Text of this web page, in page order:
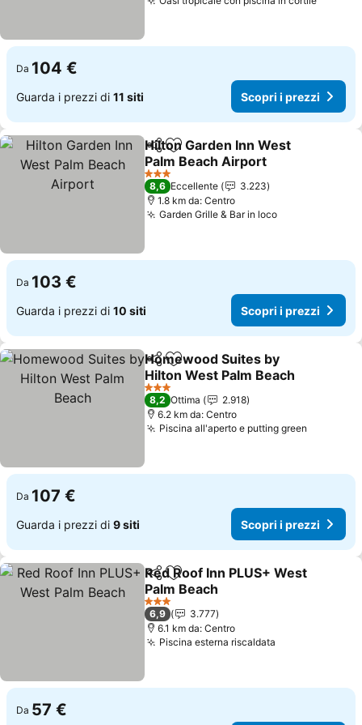
Scopri
Da 104 €
Guarda i prezzi di 11 siti Scopri i prezzi
CondividiAggiungi ai preferiti
Hilton Garden Inn West
Palm Beach Airport
Scopri i prezzi
3 Stelle
8,6 Eccellente
3.223
1.8 km da: Centro
Garden Grille & Bar in locoScopri i
Da 103 €
Guarda i prezzi di 10 siti Scopri i prezzi
CondividiAggiungi ai preferiti
Homewood Suites by
Hilton West Palm Beach
Scopri i prezzi
3 Stelle
8,2 Ottima
2.918
6.2 km da: Centro
Piscina all'aperto e putting green
Da 107 €
Guarda i prezzi di 9 siti Scopri i prezzi
CondividiAggiungi ai preferiti
Red Roof Inn PLUS+ West
Palm Beach
Scopri i prezzi
3 Stelle
6,9
3.777
6.1 km da: Centro
Piscina esterna riscaldata
Da 57 €